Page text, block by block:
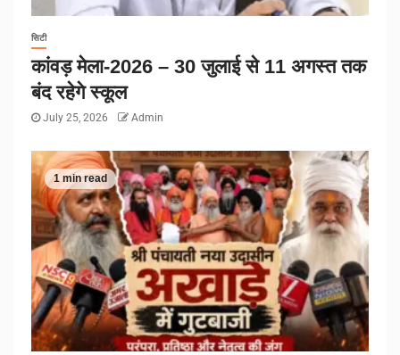
सिटी
कांवड़ मेला-2026 – 30 जुलाई से 11 अगस्त तक
बंद रहेगे स्कूल
July 25, 2026 Admin
1 min read